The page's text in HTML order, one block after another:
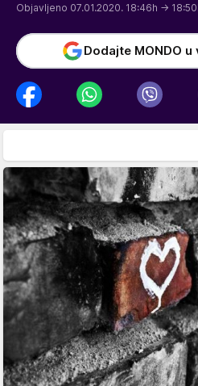
Objavljeno 07.01.2020. 18:46h →
Dodajte MONDO